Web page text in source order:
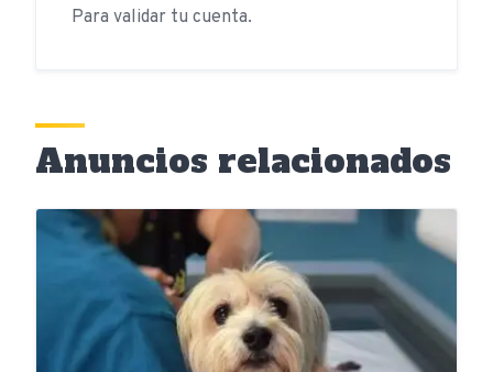
Para validar tu cuenta.
Anuncios relacionados